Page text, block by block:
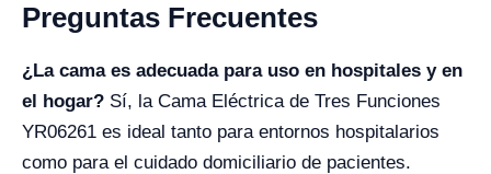
Preguntas Frecuentes
¿La cama es adecuada para uso en hospitales y en
el hogar? Sí, la Cama Eléctrica de Tres Funciones
YR06261 es ideal tanto para entornos hospitalarios
como para el cuidado domiciliario de pacientes.